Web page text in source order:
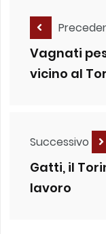
Vagnati
vicino al
Successivo
Gatti, il
lavoro